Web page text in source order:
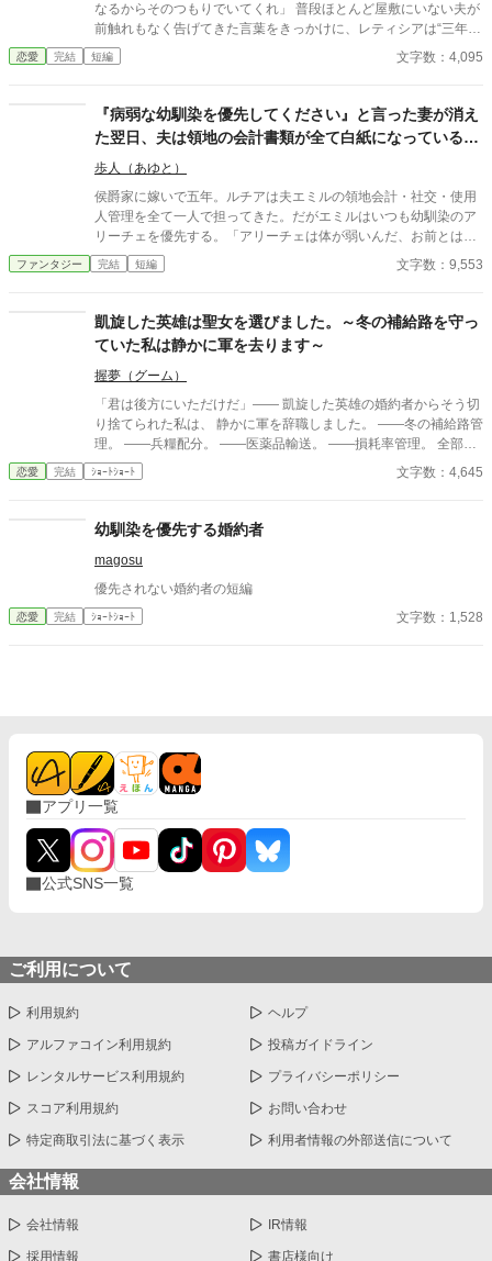
なるからそのつもりでいてくれ」 普段ほとんど屋敷にいない夫が
前触れもなく告げてきた言葉をきっかけに、レティシアは“三年
間”の契約を終わらせることにした。 赤の他人を屋敷に迎えるこ
とはしない。 不要なものに感情を砕く理由などない。 「だって、
切り捨ててしまいましょう。
恋愛 完結 短編 文字数：4,095
『病弱な幼馴染を優先してください』と言った妻が消え
た翌日、夫は領地の会計書類が全て白紙になっているこ
とに気づいた
歩人（あゆと）
侯爵家に嫁いで五年。ルチアは夫エミルの領地会計・社交・使用
人管理を全て一人で担ってきた。だがエミルはいつも幼馴染のア
リーチェを優先する。「アリーチェは体が弱いんだ、お前とは違
う」——その言葉を百回聞いた日、ルチアは微笑んで離縁届に署
名した。「ええ、私は丈夫ですから。どうぞ幼馴染様をお大事
らの陳情の山、そして紅茶の淹れ方すら知らない自分。三ヶ月
後、かつて「地味な妻」と呼ばれたルチアは、辺境伯の財務顧問
として辣腕を振るっていた。
ファンタジー 完結 短編 文字数：9,553
凱旋した英雄は聖女を選びました。～冬の補給路を守っ
ていた私は静かに軍を去ります～
握夢（グーム）
「君は後方にいただけだ」―― 凱旋した英雄の婚約者からそう切
り捨てられた私は、 静かに軍を辞職しました。 ――冬の補給路管
理。 ――兵糧配分。 ――医薬品輸送。 ――損耗率管理。 全部、
私の仕事だったのですが。 三週間後、 王国軍は補給崩壊。 「な
ぜ食糧が届かない！」 「なぜ兵が飢える！」 ……逆にお聞きしま
えたことはありましたか？ これは、 誰にも評価されなかった兵站
官（へいたんかん）が、 隣国の辺境伯にだけ価値を見抜かれ、 人
生を取り戻す物語。 今更「戻ってきてくれ」と泣きつかれても、
私は隣国の最高機密ですので――！
恋愛 完結 ｼｮｰﾄｼｮｰﾄ 文字数：4,645
幼馴染を優先する婚約者
magosu
優先されない婚約者の短編
恋愛 完結 ｼｮｰﾄｼｮｰﾄ 文字数：1,528
アプリ一覧
公式SNS一覧
ご利用について
利用規約 ヘルプ
アルファコイン利用規約 投稿ガイドライン
レンタルサービス利用規約 プライバシーポリシー
スコア利用規約 お問い合わせ
特定商取引法に基づく表示 利用者情報の外部送信について
会社情報
会社情報 IR情報
採用情報 書店様向け